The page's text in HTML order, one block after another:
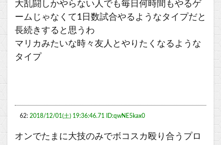
大乱闘しかやらない人でも毎日何時間もやるゲ
ームじゃなくて1日数試合やるようなタイプだと
長続きすると思うわ
マリカみたいな時々友人とやりたくなるような
タイプ
62: 2018/12/01(土) 19:36:46.71 ID:qwNE5kax0
オンでたまに大技のみでボコスカ殴り合うプロ